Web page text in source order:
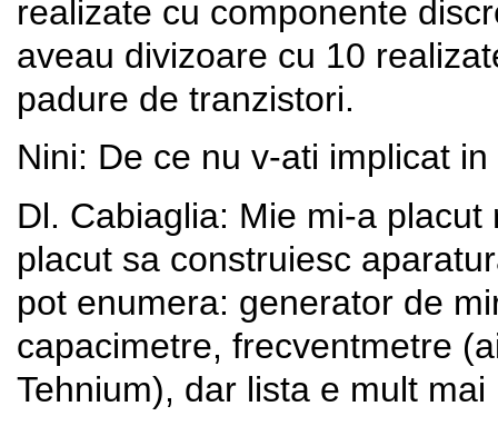
realizate cu componente
aveau divizoare cu 10
padure de tranzistori.
Nini: De ce nu v-ati implicat
Dl. Cabiaglia: Mie mi-a
placut sa construiesc
pot enumera: generator de
capacimetre, frecventmetre
Tehnium), dar lista e mult mai